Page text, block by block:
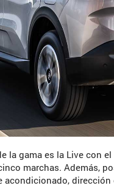
la gama es la Live con
marchas. Además,
acondicionado,